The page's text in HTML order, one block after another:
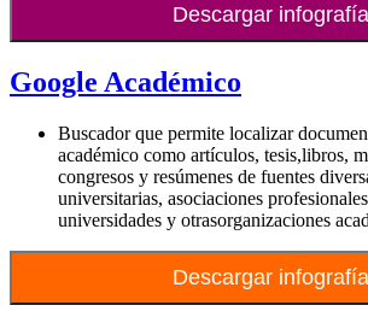
Descargar infografía
Google Académico
Buscador que permite localizar
académico como artículos, tesis,libros,
congresos y resúmenes de fuentes
universitarias, asociaciones
universidades y otrasorganizaciones
Descargar infografía